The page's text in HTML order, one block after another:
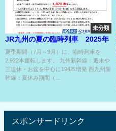
未分類
JR九州の夏の臨時列車 2025年
夏季期間（7月～9月）に、臨時列車を
2,922本運転します。 九州新幹線：週末や
三連休・お盆を中心に194本増発 西九州新
幹線：夏休み期間（...
スポンサードリンク